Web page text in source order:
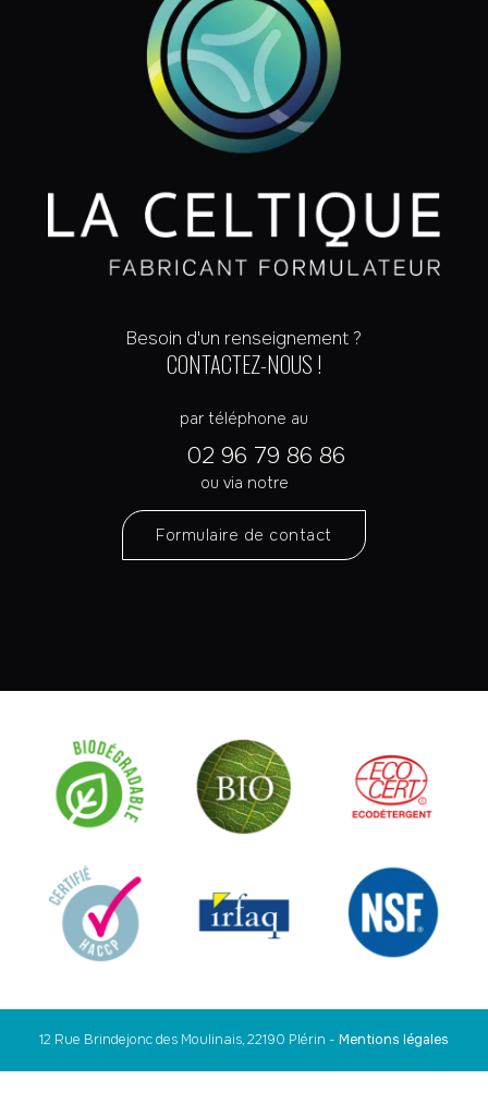
Besoin d'un renseignement ?
CONTACTEZ-NOUS !
par téléphone au
02 96 79 86 86
ou via notre
Formulaire de contact
12 Rue Brindejonc des Moulinais, 22190 Plérin - Mentions légales